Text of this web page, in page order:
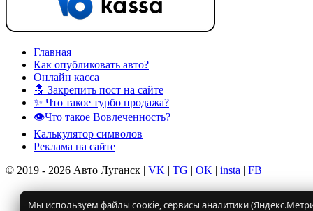
Главная
Как опубликовать авто?
Онлайн касса
🔝 Закрепить пост на сайте
✨ Что такое турбо продажа?
👁️Что такое Вовлеченность?
Калькулятор символов
Реклама на сайте
© 2019 - 2026 Авто Луганск | VK | TG | OK | insta | FB
Мы используем файлы соокіе, сервисы аналитики